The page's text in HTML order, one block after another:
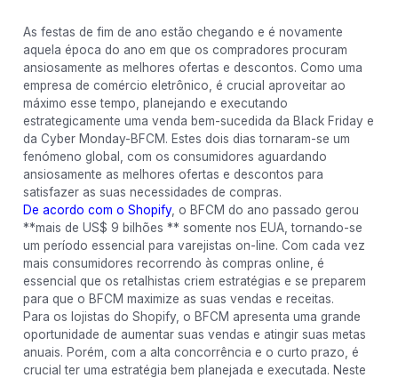
As festas de fim de ano estão chegando e é novamente
aquela época do ano em que os compradores procuram
ansiosamente as melhores ofertas e descontos. Como uma
empresa de comércio eletrônico, é crucial aproveitar ao
máximo esse tempo, planejando e executando
estrategicamente uma venda bem-sucedida da Black Friday e
da Cyber ​​​​Monday-BFCM. Estes dois dias tornaram-se um
fenómeno global, com os consumidores aguardando
ansiosamente as melhores ofertas e descontos para
satisfazer as suas necessidades de compras.
De acordo com o Shopify, o BFCM do ano passado gerou
**mais de US$ 9 bilhões ** somente nos EUA, tornando-se
um período essencial para varejistas on-line. Com cada vez
mais consumidores recorrendo às compras online, é
essencial que os retalhistas criem estratégias e se preparem
para que o BFCM maximize as suas vendas e receitas.
Para os lojistas do Shopify, o BFCM apresenta uma grande
oportunidade de aumentar suas vendas e atingir suas metas
anuais. Porém, com a alta concorrência e o curto prazo, é
crucial ter uma estratégia bem planejada e executada. Neste